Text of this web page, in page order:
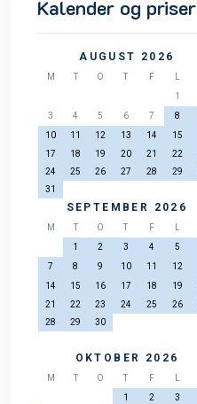
Kalender og priser
AUGUST 2026
M T O T F L
1
3
4 5 6 7 8
10
11 12 13 14 15
17
18 19 20 21 22
24
25 26 27 28 29
31
SEPTEMBER 2026
M T O T F L
1
2 3 4 5
7
8 9 10 11 12
14
15 16 17 18 19
21
22 23 24 25 26
28
29 30
OKTOBER 2026
M T O T F L
1
2 3